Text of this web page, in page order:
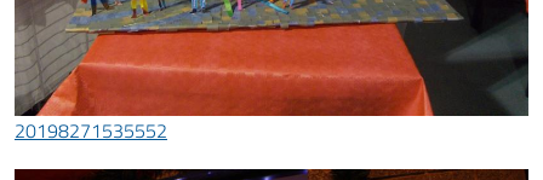
20198271535552